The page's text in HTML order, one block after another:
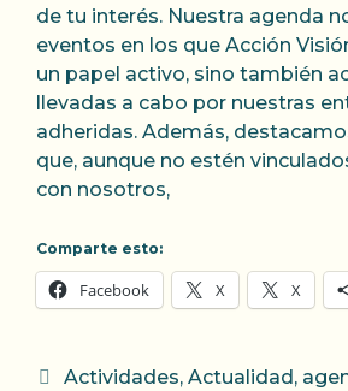
de tu interés. Nuestra agenda
eventos en los que Acción
un papel activo, sino también
llevadas a cabo por nuestras
adheridas. Además,
que, aunque no estén
con nosotros,
Comparte esto:
Facebook X X
Categorías
Actividades, Actualidad ,